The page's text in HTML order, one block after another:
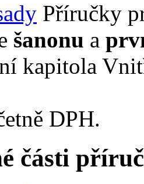
Příručky
šanonu a
kapitola
DPH.
části